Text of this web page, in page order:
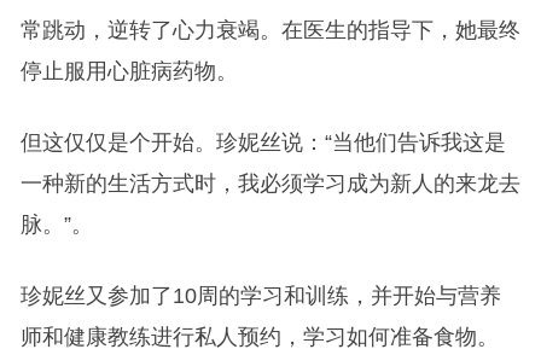
常跳动，逆转了心力衰竭。在医生的指导下，她最终
停止服用心脏病药物。
但这仅仅是个开始。珍妮丝说：“当他们告诉我这是
一种新的生活方式时，我必须学习成为新人的来龙去
脉。”。
珍妮丝又参加了10周的学习和训练，并开始与营养
师和健康教练进行私人预约，学习如何准备食物。